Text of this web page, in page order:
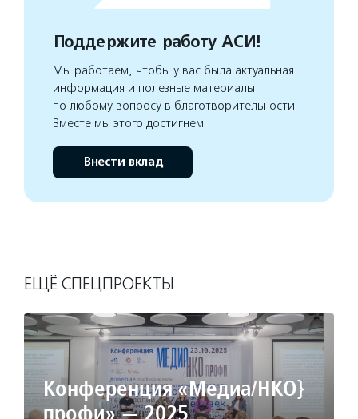
Поддержите работу АСИ!
Мы работаем, чтобы у вас была актуальная
информация и полезные материалы
по любому вопросу в благотворительности.
Вместе мы этого достигнем
Внести вклад
ЕЩЁ СПЕЦПРОЕКТЫ
Конференция «Медиа/НКО}
профи» — 2025